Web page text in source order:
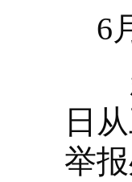
6
新
日
举